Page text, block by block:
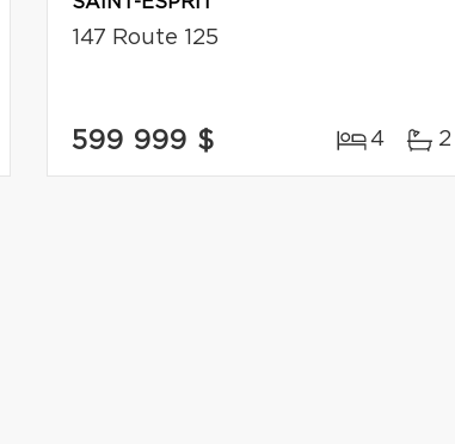
147 Route 125
599 999 $ 4 2